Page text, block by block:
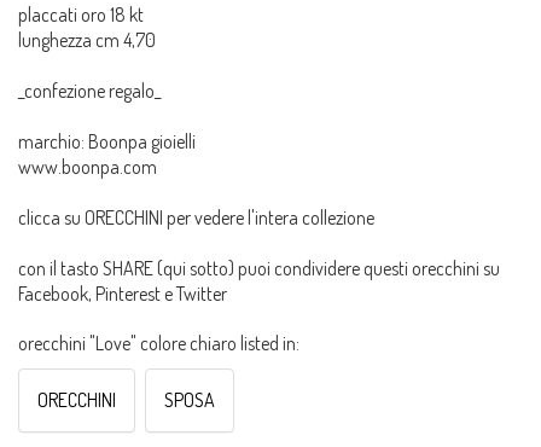
placcati oro 18 kt
lunghezza cm 4,70
_confezione regalo_
marchio: Boonpa gioielli
www.boonpa.com
clicca su ORECCHINI per vedere l'intera collezione
con il tasto SHARE (qui sotto) puoi condividere questi orecchini su
Facebook, Pinterest e Twitter
orecchini "Love" colore chiaro listed in:
ORECCHINI SPOSA